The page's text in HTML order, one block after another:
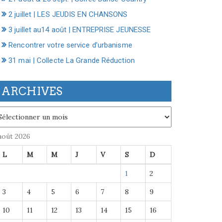
2 juillet | LES JEUDIS EN CHANSONS
3 juillet au14 août | ENTREPRISE JEUNESSE
Rencontrer votre service d’urbanisme
31 mai | Collecte La Grande Réduction
ARCHIVES
2026
L M M J V S D
1 2
3 4 5 6 7 8 9
10 11 12 13 14 15 16